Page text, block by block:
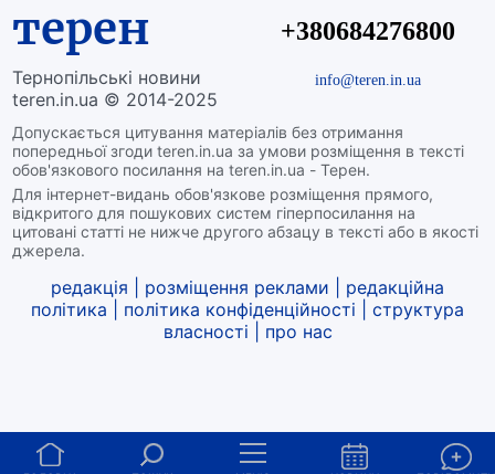
терен
Тернопільські новини
teren.in.ua © 2014-2025
Допускається цитування матеріалів без отримання
попередньої згоди teren.in.ua за умови розміщення в тексті
обов'язкового посилання на teren.in.ua - Терен.
Для інтернет-видань обов'язкове розміщення прямого,
відкритого для пошукових систем гіперпосилання на
цитовані статті не нижче другого абзацу в тексті або в якості
джерела.
+380684276800
info@teren.in.ua
редакція розміщення реклами
редакційна
політика
політика конфіденційності
структура
власності
про нас